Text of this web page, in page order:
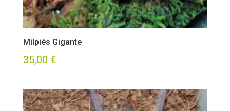
Milpiés Gigante
35,00 €